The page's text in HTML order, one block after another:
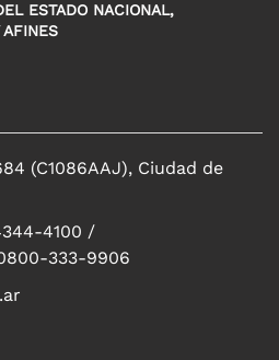
ESTADO NACIONAL,
AFINES
(C1086AAJ), Ciudad de
4100 /
333-9906